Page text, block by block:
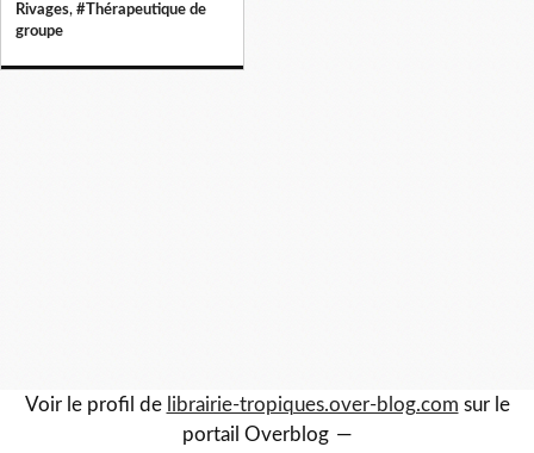
Rivages, #Thérapeutique de
groupe
Voir le profil de librairie-tropiques.over-blog.com sur le
portail Overblog